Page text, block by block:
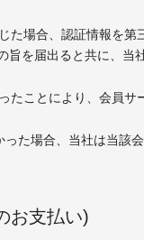
た場合、認証情報を
旨を届出ると共に、当
たことにより、会員サ
た場合、当社は当該
お支払い)